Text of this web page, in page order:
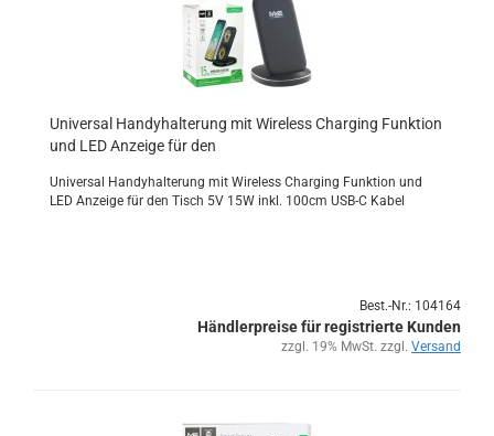
Uni­ver­sal Han­dy­hal­te­rung mit Wire­less Char­ging Funk­ti­on
und LED An­zei­ge für den
Uni­ver­sal Han­dy­hal­te­rung mit Wire­less Char­ging Funk­ti­on und
LED An­zei­ge für den Tisch 5V 15W inkl. 100cm USB-C Kabel
Best.-Nr.: 104164
Händlerpreise für registrierte Kunden
zzgl. 19% MwSt. zzgl. Versand